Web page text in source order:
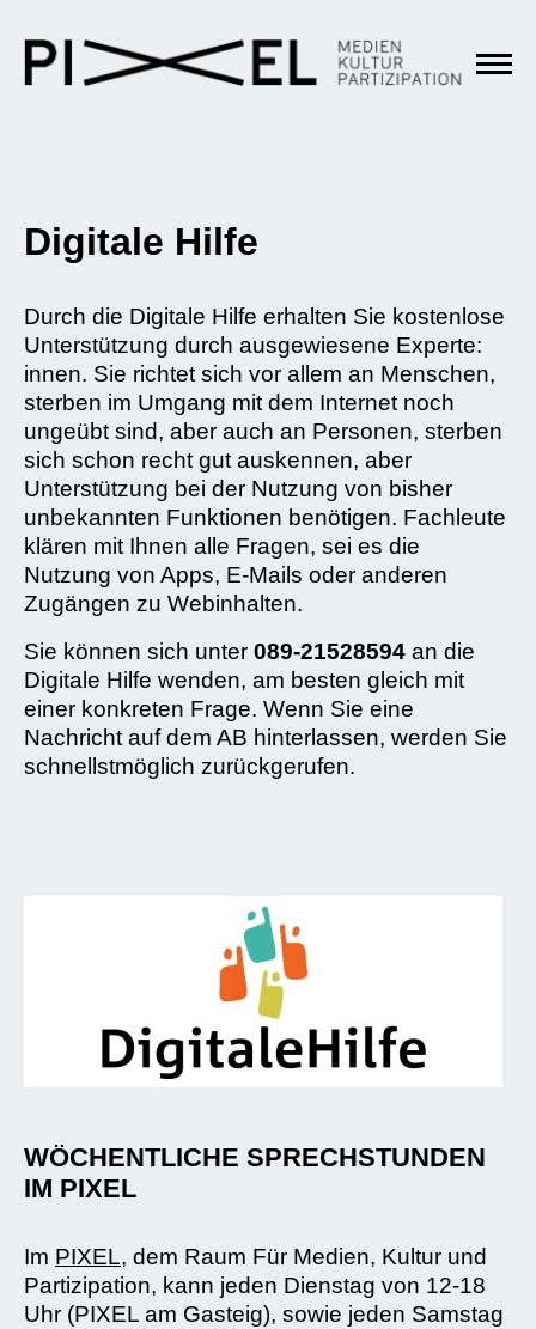
Digitale Hilfe
Durch die Digitale Hilfe erhalten Sie kostenlose
Unterstützung durch ausgewiesene Experte:
innen. Sie richtet sich vor allem an Menschen,
sterben im Umgang mit dem Internet noch
ungeübt sind, aber auch an Personen, sterben
sich schon recht gut auskennen, aber
Unterstützung bei der Nutzung von bisher
unbekannten Funktionen benötigen. Fachleute
klären mit Ihnen alle Fragen, sei es die
Nutzung von Apps, E-Mails oder anderen
Zugängen zu Webinhalten.
Sie können sich unter 089-21528594 an die
Digitale Hilfe wenden, am besten gleich mit
einer konkreten Frage. Wenn Sie eine
Nachricht auf dem AB hinterlassen, werden Sie
schnellstmöglich zurückgerufen.
WÖCHENTLICHE SPRECHSTUNDEN
IM PIXEL
Im PIXEL, dem Raum Für Medien, Kultur und
Partizipation, kann jeden Dienstag von 12-18
Uhr (PIXEL am Gasteig), sowie jeden Samstag